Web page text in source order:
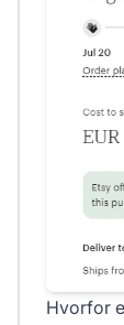
Hvorfor